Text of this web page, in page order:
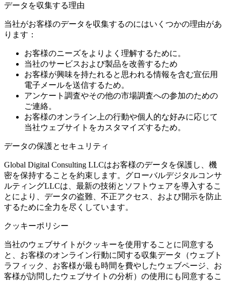
データを収集する理由
当社がお客様のデータを収集するのにはいくつかの理由があ
ります：
お客様のニーズをよりよく理解するために。
当社のサービスおよび製品を改善するため
お客様が興味を持たれると思われる情報を含む宣伝用
電子メールを送信するため。
アンケート調査やその他の市場調査への参加のための
ご連絡。
お客様のオンライン上の行動や個人的な好みに応じて
当社ウェブサイトをカスタマイズするため。
データの保護とセキュリティ
Global Digital Consulting LLCはお客様のデータを保護し、機
密を保持することを約束します。グローバルデジタルコンサ
ルティングLLCは、最新の技術とソフトウェアを導入するこ
とにより、データの盗難、不正アクセス、および開示を防止
するために全力を尽くしています。
クッキーポリシー
当社のウェブサイトがクッキーを使用することに同意する
と、お客様のオンライン行動に関する収集データ（ウェブト
ラフィック、お客様が最も時間を費やしたウェブページ、お
客様が訪問したウェブサイトの分析）の使用にも同意するこ